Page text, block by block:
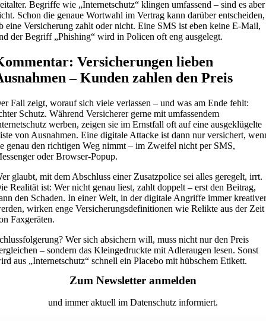
Begriffe wie „Internetschutz“ klingen umfassend – sind es aber
Schon die genaue Wortwahl im Vertrag kann darüber entscheiden,
eine Versicherung zahlt oder nicht. Eine SMS ist eben keine E-Mail,
der Begriff „Phishing“ wird in Policen oft eng ausgelegt.
Versicherungen lieben
– Kunden zahlen den Preis
Fall zeigt, worauf sich viele verlassen – und was am Ende fehlt:
Schutz. Während Versicherer gerne mit umfassendem
werben, zeigen sie im Ernstfall oft auf eine ausgeklügelte
von Ausnahmen. Eine digitale Attacke ist dann nur versichert,
genau den richtigen Weg nimmt – im Zweifel nicht per SMS,
oder Browser-Popup.
glaubt, mit dem Abschluss einer Zusatzpolice sei alles geregelt, irrt.
Realität ist: Wer nicht genau liest, zahlt doppelt – erst den Beitrag,
den Schaden. In einer Welt, in der digitale Angriffe immer
wirken enge Versicherungsdefinitionen wie Relikte aus der Zeit
Faxgeräten.
Wer sich absichern will, muss nicht nur den Preis
– sondern das Kleingedruckte mit Adleraugen lesen. Sonst
aus „Internetschutz“ schnell ein Placebo mit hübschem Etikett.
Zum Newsletter anmelden
und immer aktuell im Datenschutz informiert.